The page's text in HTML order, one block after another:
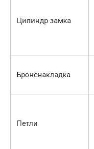
Цилиндр замка
Броненакладка
Петли